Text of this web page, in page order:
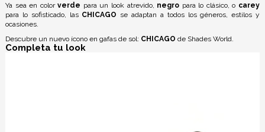
Ya sea en colorverde para un look atrevido, negro para lo clásico, o carey
para lo sofisticado, las CHICAGO se adaptan a todos los géneros, estilos y
ocasiones.
Descubre un nuevo ícono en gafas de sol: CHICAGO de Shades World.
Completa tu look